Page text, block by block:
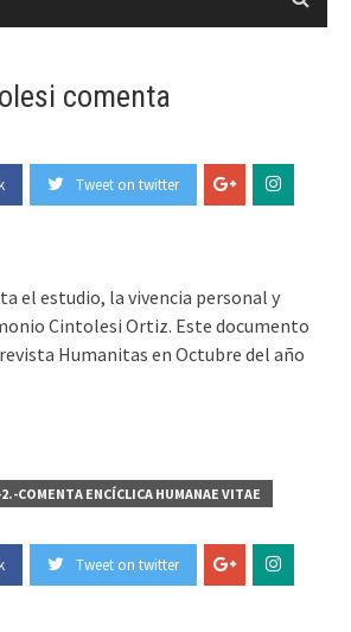
comenta
Tweet on twitter
el estudio, la vivencia personal y
Cintolesi Ortiz. Este documento
Humanitas en Octubre del año
COMENTA ENCÍCLICA HUMANAE VITAE
Tweet on twitter